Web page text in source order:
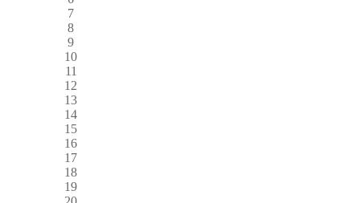
7
8
9
10
11
12
13
14
15
16
17
18
19